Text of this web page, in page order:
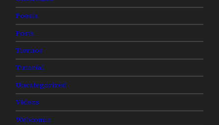
Poesía
Posts
Tiernos
Tutorial
Uncategorized
Videos
Webcomic